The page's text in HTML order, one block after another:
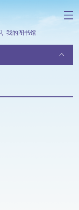
我的图书馆